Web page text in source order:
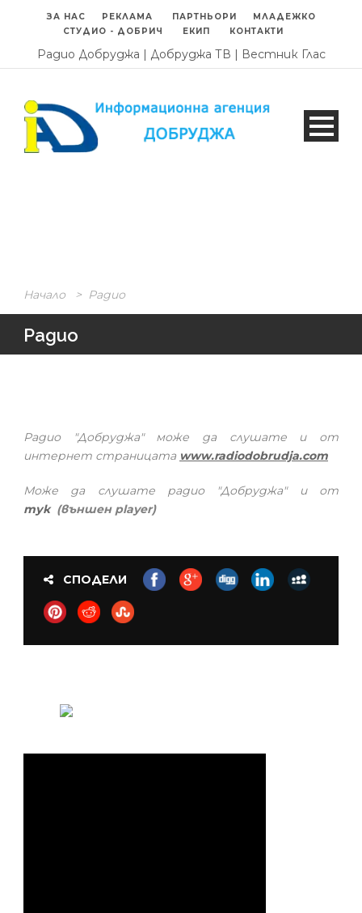
ЗА НАС РЕКЛАМА ПАРТНЬОРИ
МЛАДЕЖКО
СТУДИО - ДОБРИЧ
ЕКИП КОНТАКТИ
Радио Добруджа | Добруджа ТВ | Вестник Глас
Начало > Радио
Радио
Радио "Добруджа" може да слушате и от
интернет страницата www.radiodobrudja.com
Може да слушате радио "Добруджа" и от
тук (външен player)
СПОДЕЛИ